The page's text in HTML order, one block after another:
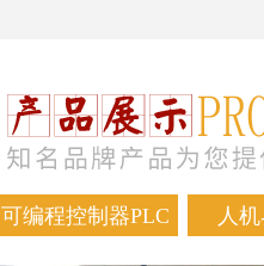
可编程控制器PLC 人